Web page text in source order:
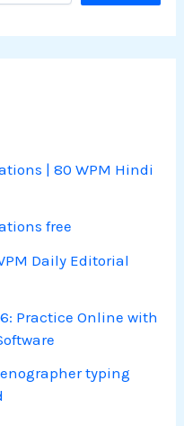
| 80 WPM Hindi
free
Daily Editorial
Practice Online with
typing